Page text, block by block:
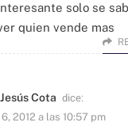
solo se
quien vende mas
Jesús Cota dice:
6, 2012 a las 10:57 pm